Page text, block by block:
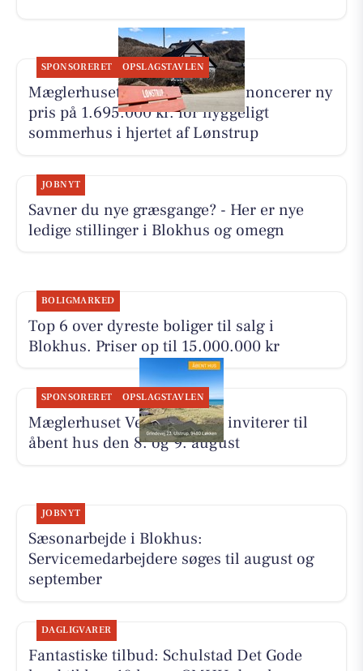
SPONSORERET OPSLAGSTAVLEN
Mæglerhuset Vestkysten I/S annoncerer ny
pris på 1.695.000 kr. for hyggeligt
sommerhus i hjertet af Lønstrup
JOBNYT
Savner du nye græsgange? - Her er nye
ledige stillinger i Blokhus og omegn
BOLIGMARKED
Top 6 over dyreste boliger til salg i
Blokhus. Priser op til 15.000.000 kr
SPONSORERET OPSLAGSTAVLEN
Mæglerhuset Vestkysten I/S inviterer til
åbent hus den 8. og 9. august
JOBNYT
Sæsonarbejde i Blokhus:
Servicemedarbejdere søges til august og
september
DAGLIGVARER
Fantastiske tilbud: Schulstad Det Gode